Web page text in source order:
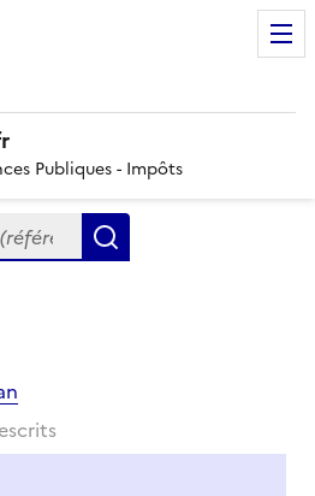
Publiques - Impôts
mots clés, partie du